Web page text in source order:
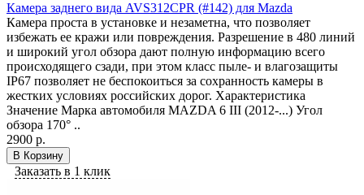
Камера заднего вида AVS312CPR (#142) для Mazda
Камера проста в установке и незаметна, что позволяет
избежать ее кражи или повреждения. Разрешение в 480 линий
и широкий угол обзора дают полную информацию всего
происходящего сзади, при этом класс пыле- и влагозащиты
IP67 позволяет не беспокоиться за сохранность камеры в
жестких условиях российских дорог. Характеристика
Значение Марка автомобиля MAZDA 6 III (2012-...) Угол
обзора 170° ..
2900 р.
В Корзину
Заказать в 1 клик